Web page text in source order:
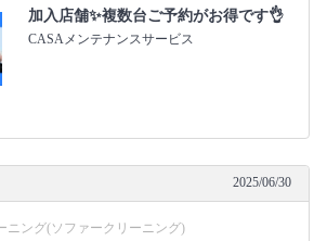
加入店舗✨複数台ご予約がお得です👌
CASAメンテナンスサービス
2025/06/30
ニング(ソファークリーニング)